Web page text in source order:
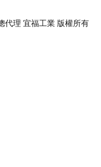
代理 宜福工業 版權所有